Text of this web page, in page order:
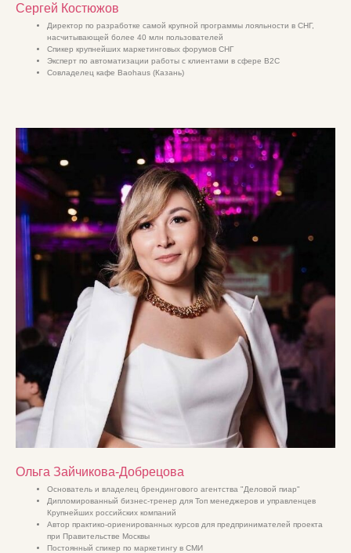
Сергей Костюжов
Директор по разработке самой крупной программы лояльности в СНГ,
насчитывающей более 40 млн пользователей
Спикер крупнейших маркетинговых форумов СНГ
Эксперт по автоматизации работы с клиентами в сфере B2C
Совладелец кафе Baohaus (Казань)
Ольга Зайчикова-Добрецова
Основатель и владелец брендингового агентства "Деловой пиар"
Дипломированный бизнес-тренер для Топ менеджеров и управленцев
Крупнейших российских компаний
Автор практико-ориенированных курсов для предпринимателей проекта
при Правительстве Москвы
Постоянный спикер по маркетингу в СМИ